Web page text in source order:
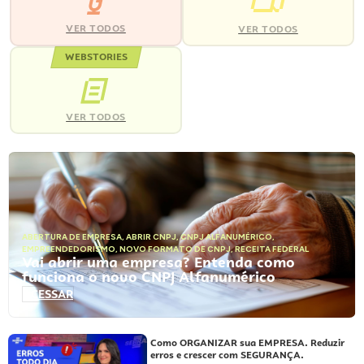
VER TODOS VER TODOS
WEBSTORIES
VER TODOS
ABERTURA DE EMPRESA, ABRIR CNPJ,CNPJ ALFANUMÉRICO,
EMPREENDEDORISMO, NOVO FORMATO DE CNPJ,RECEITA FEDERAL
Vai abrir uma empresa? Entenda como
funciona o novo CNPJ Alfanumérico
ACESSAR
Como ORGANIZAR sua EMPRESA. Reduzir
erros e crescer com SEGURANÇA.